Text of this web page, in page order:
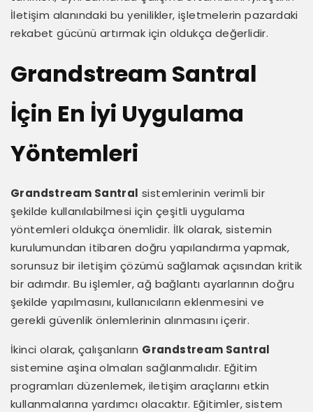
İletişim alanındaki bu yenilikler, işletmelerin pazardaki
rekabet gücünü artırmak için oldukça değerlidir.
Grandstream Santral
İçin En İyi Uygulama
Yöntemleri
Grandstream Santral sistemlerinin verimli bir
şekilde kullanılabilmesi için çeşitli uygulama
yöntemleri oldukça önemlidir. İlk olarak, sistemin
kurulumundan itibaren doğru yapılandırma yapmak,
sorunsuz bir iletişim çözümü sağlamak açısından kritik
bir adımdır. Bu işlemler, ağ bağlantı ayarlarının doğru
şekilde yapılmasını, kullanıcıların eklenmesini ve
gerekli güvenlik önlemlerinin alınmasını içerir.
İkinci olarak, çalışanların Grandstream Santral
sistemine aşina olmaları sağlanmalıdır. Eğitim
programları düzenlemek, iletişim araçlarını etkin
kullanmalarına yardımcı olacaktır. Eğitimler, sistem